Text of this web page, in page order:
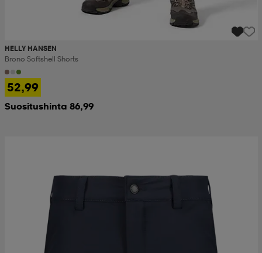
HELLY HANSEN
Brono Softshell Shorts
52,99
Suositushinta 86,99